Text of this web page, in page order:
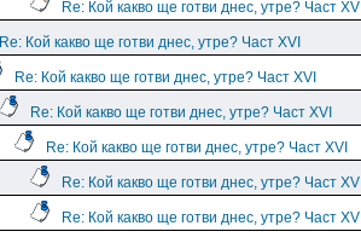
Re: Кой какво ще готви днес, утре? Част XVI
Re: Кой какво ще готви днес, утре? Част XVI
Re: Кой какво ще готви днес, утре? Част XVI
Re: Кой какво ще готви днес, утре? Част XVI
Re: Кой какво ще готви днес, утре? Част XVI
Re: Кой какво ще готви днес, утре? Част XVI
Re: Кой какво ще готви днес, утре? Част XVI